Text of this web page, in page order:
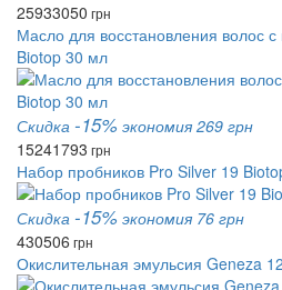
25933050 грн
Масло для восстановления волос
Biotop 30 мл
Скидка -15% экономия 269 грн
15241793 грн
Набор пробников Pro Silver 19
Скидка -15% экономия 76 грн
430506 грн
Окислительная эмульсия Geneza